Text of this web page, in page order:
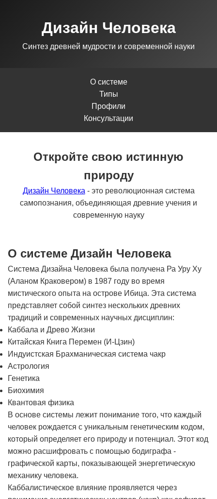
Дизайн Человека
Синтез древней мудрости и современной науки
О системе
Типы
Профили
Консультации
Откройте свою истинную
природу
Дизайн Человека - это революционная система
самопознания, объединяющая древние учения и
современную науку
О системе Дизайн Человека
Система Дизайна Человека была получена Ра Уру Ху
(Аланом Краковером) в 1987 году во время
мистического опыта на острове Ибица. Эта система
представляет собой синтез нескольких древних
традиций и современных научных дисциплин:
Каббала и Древо Жизни
Китайская Книга Перемен (И-Цзин)
Индуистская Брахманическая система чакр
Астрология
Генетика
Биохимия
Квантовая физика
В основе системы лежит понимание того, что каждый
человек рождается с уникальным генетическим кодом,
который определяет его природу и потенциал. Этот код
можно расшифровать с помощью бодиграфа -
графической карты, показывающей энергетическую
механику человека.
Каббалистическое влияние проявляется через